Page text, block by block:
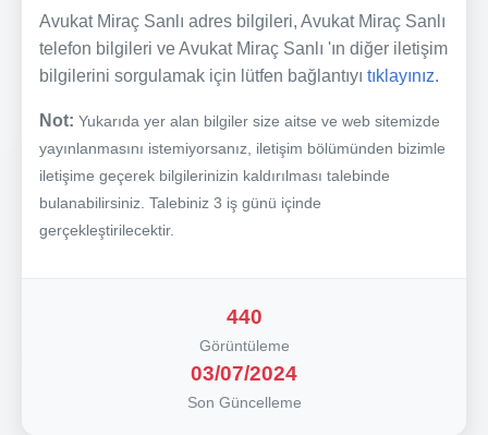
Avukat Miraç Sanlı adres bilgileri, Avukat Miraç Sanlı
telefon bilgileri ve Avukat Miraç Sanlı 'ın diğer iletişim
bilgilerini sorgulamak için lütfen bağlantıyı tıklayınız.
Not: Yukarıda yer alan bilgiler size aitse ve web sitemizde
yayınlanmasını istemiyorsanız, iletişim bölümünden bizimle
iletişime geçerek bilgilerinizin kaldırılması talebinde
bulanabilirsiniz. Talebiniz 3 iş günü içinde
gerçekleştirilecektir.
440
Görüntüleme
03/07/2024
Son Güncelleme